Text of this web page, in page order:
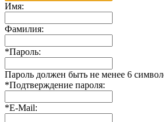
Имя:
Фамилия:
*Пароль:
Пароль должен быть не менее 6
*Подтверждение пароля:
*E-Mail: